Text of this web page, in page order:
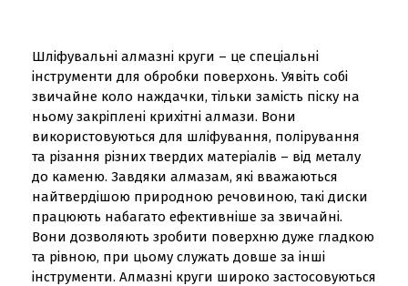
Шліфувальні алмазні круги – це спеціальні
інструменти для обробки поверхонь. Уявіть собі
звичайне коло наждачки, тільки замість піску на
ньому закріплені крихітні алмази. Вони
використовуються для шліфування, полірування
та різання різних твердих матеріалів – від металу
до каменю. Завдяки алмазам, які вважаються
найтвердішою природною речовиною, такі диски
працюють набагато ефективніше за звичайні.
Вони дозволяють зробити поверхню дуже гладкою
та рівною, при цьому служать довше за інші
інструменти. Алмазні круги широко застосовуються